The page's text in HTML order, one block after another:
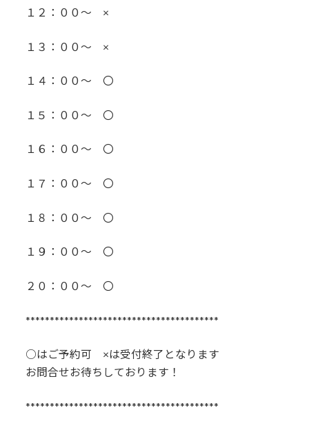
１２：００～ ×
１３：００～ ×
１４：００～ 〇
１５：００～ 〇
１６：００～ 〇
１７：００～ 〇
１８：００～ 〇
１９：００～ 〇
２０：００～ 〇
****************************************
○はご予約可 ×は受付終了となります
お問合せお待ちしております！
****************************************